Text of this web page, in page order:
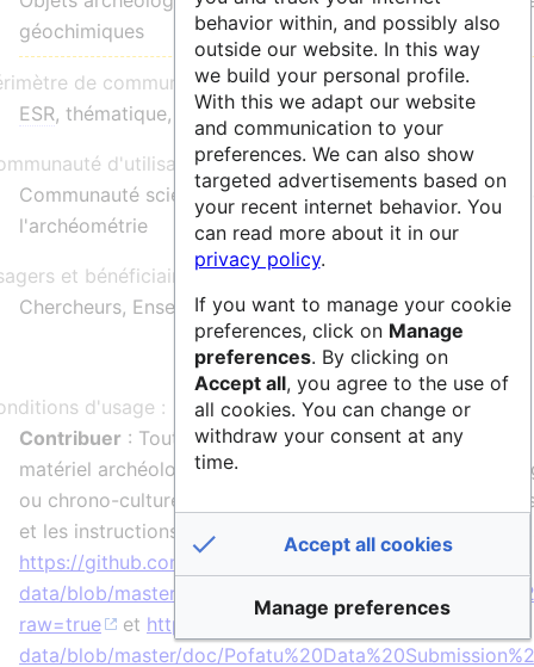
géochimiques
de communauté :
ESR, thématique, national, international
d'utilisateurs :
Communauté scientifique dans les domaines de
l'archéométrie
et bénéficiaires :
Chercheurs, Enseignants-chercheurs, Doctorants
d'usage :
Contribuer : Toutes les contributions de données
matériel archéologique, indépendamment des frontières
ou chrono-culturelles, sont susceptibles d'être
et les instructions pour la soumission de données sont
https://github.com/pofatu/pofatu-
data/blob/master/doc/
raw=true
et https://github.com/pofatu/pofatu-
data/blob/master/doc/
behavior within, and possibly also
outside our website. In this way
we build your personal profile.
With this we adapt our website
and communication to your
preferences. We can also show
targeted advertisements based on
your recent internet behavior. You
can read more about it in our
privacy policy.
If you want to manage your cookie
preferences, click on Manage
preferences. By clicking on
Accept all, you agree to the use of
all cookies. You can change or
withdraw your consent at any
time.
Accept all cookies
Manage preferences